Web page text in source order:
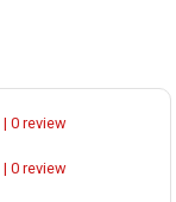
| 0 review
| 0 review